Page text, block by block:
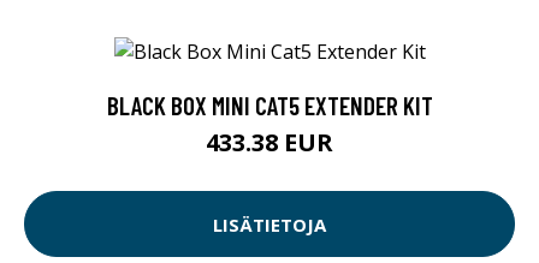
BLACK BOX MINI CAT5 EXTENDER KIT
433.38 EUR
LISÄTIETOJA